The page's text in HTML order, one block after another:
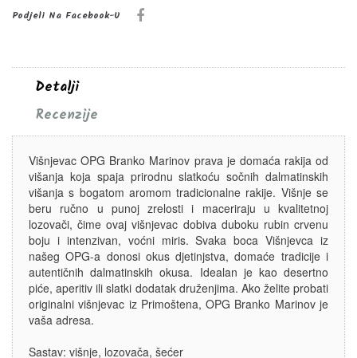
Podjeli Na Facebook-U
Detalji
Recenzije
Višnjevac OPG Branko Marinov prava je domaća rakija od
višanja koja spaja prirodnu slatkoću sočnih dalmatinskih
višanja s bogatom aromom tradicionalne rakije. Višnje se
beru ručno u punoj zrelosti i maceriraju u kvalitetnoj
lozovači, čime ovaj višnjevac dobiva duboku rubin crvenu
boju i intenzivan, voćni miris. Svaka boca Višnjevca iz
našeg OPG-a donosi okus djetinjstva, domaće tradicije i
autentičnih dalmatinskih okusa. Idealan je kao desertno
piće, aperitiv ili slatki dodatak druženjima. Ako želite probati
originalni višnjevac iz Primoštena, OPG Branko Marinov je
vaša adresa.
Sastav: višnje, lozovača, šećer